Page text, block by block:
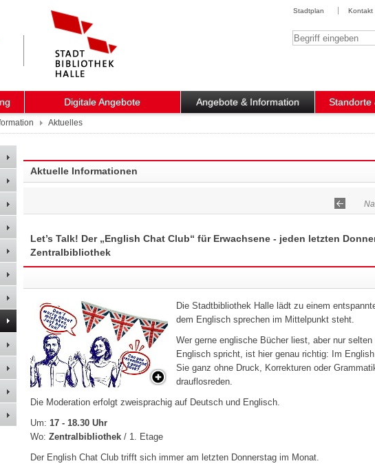
Stadtplan Kontakt
Suchbegriff
Digitale Angebote Angebote & Information Standorte
Aktuelles
Aktuelle Informationen
Let’s Talk! Der „English Chat Club“ für Erwachsene - jeden letzten
Zentralbibliothek
Die Stadtbibliothek Halle lädt zu einem
dem Englisch sprechen im Mittelpunkt steht.
Wer gerne englische Bücher liest, aber nur selten
Englisch spricht, ist hier genau richtig: Im
Sie ganz ohne Druck, Korrekturen oder
drauflosreden.
Die Moderation erfolgt zweisprachig auf Deutsch und Englisch.
Um: 17 - 18.30 Uhr
Wo: Zentralbibliothek/ 1. Etage
Der English Chat Club trifft sich immer am letzten Donnerstag im Monat.